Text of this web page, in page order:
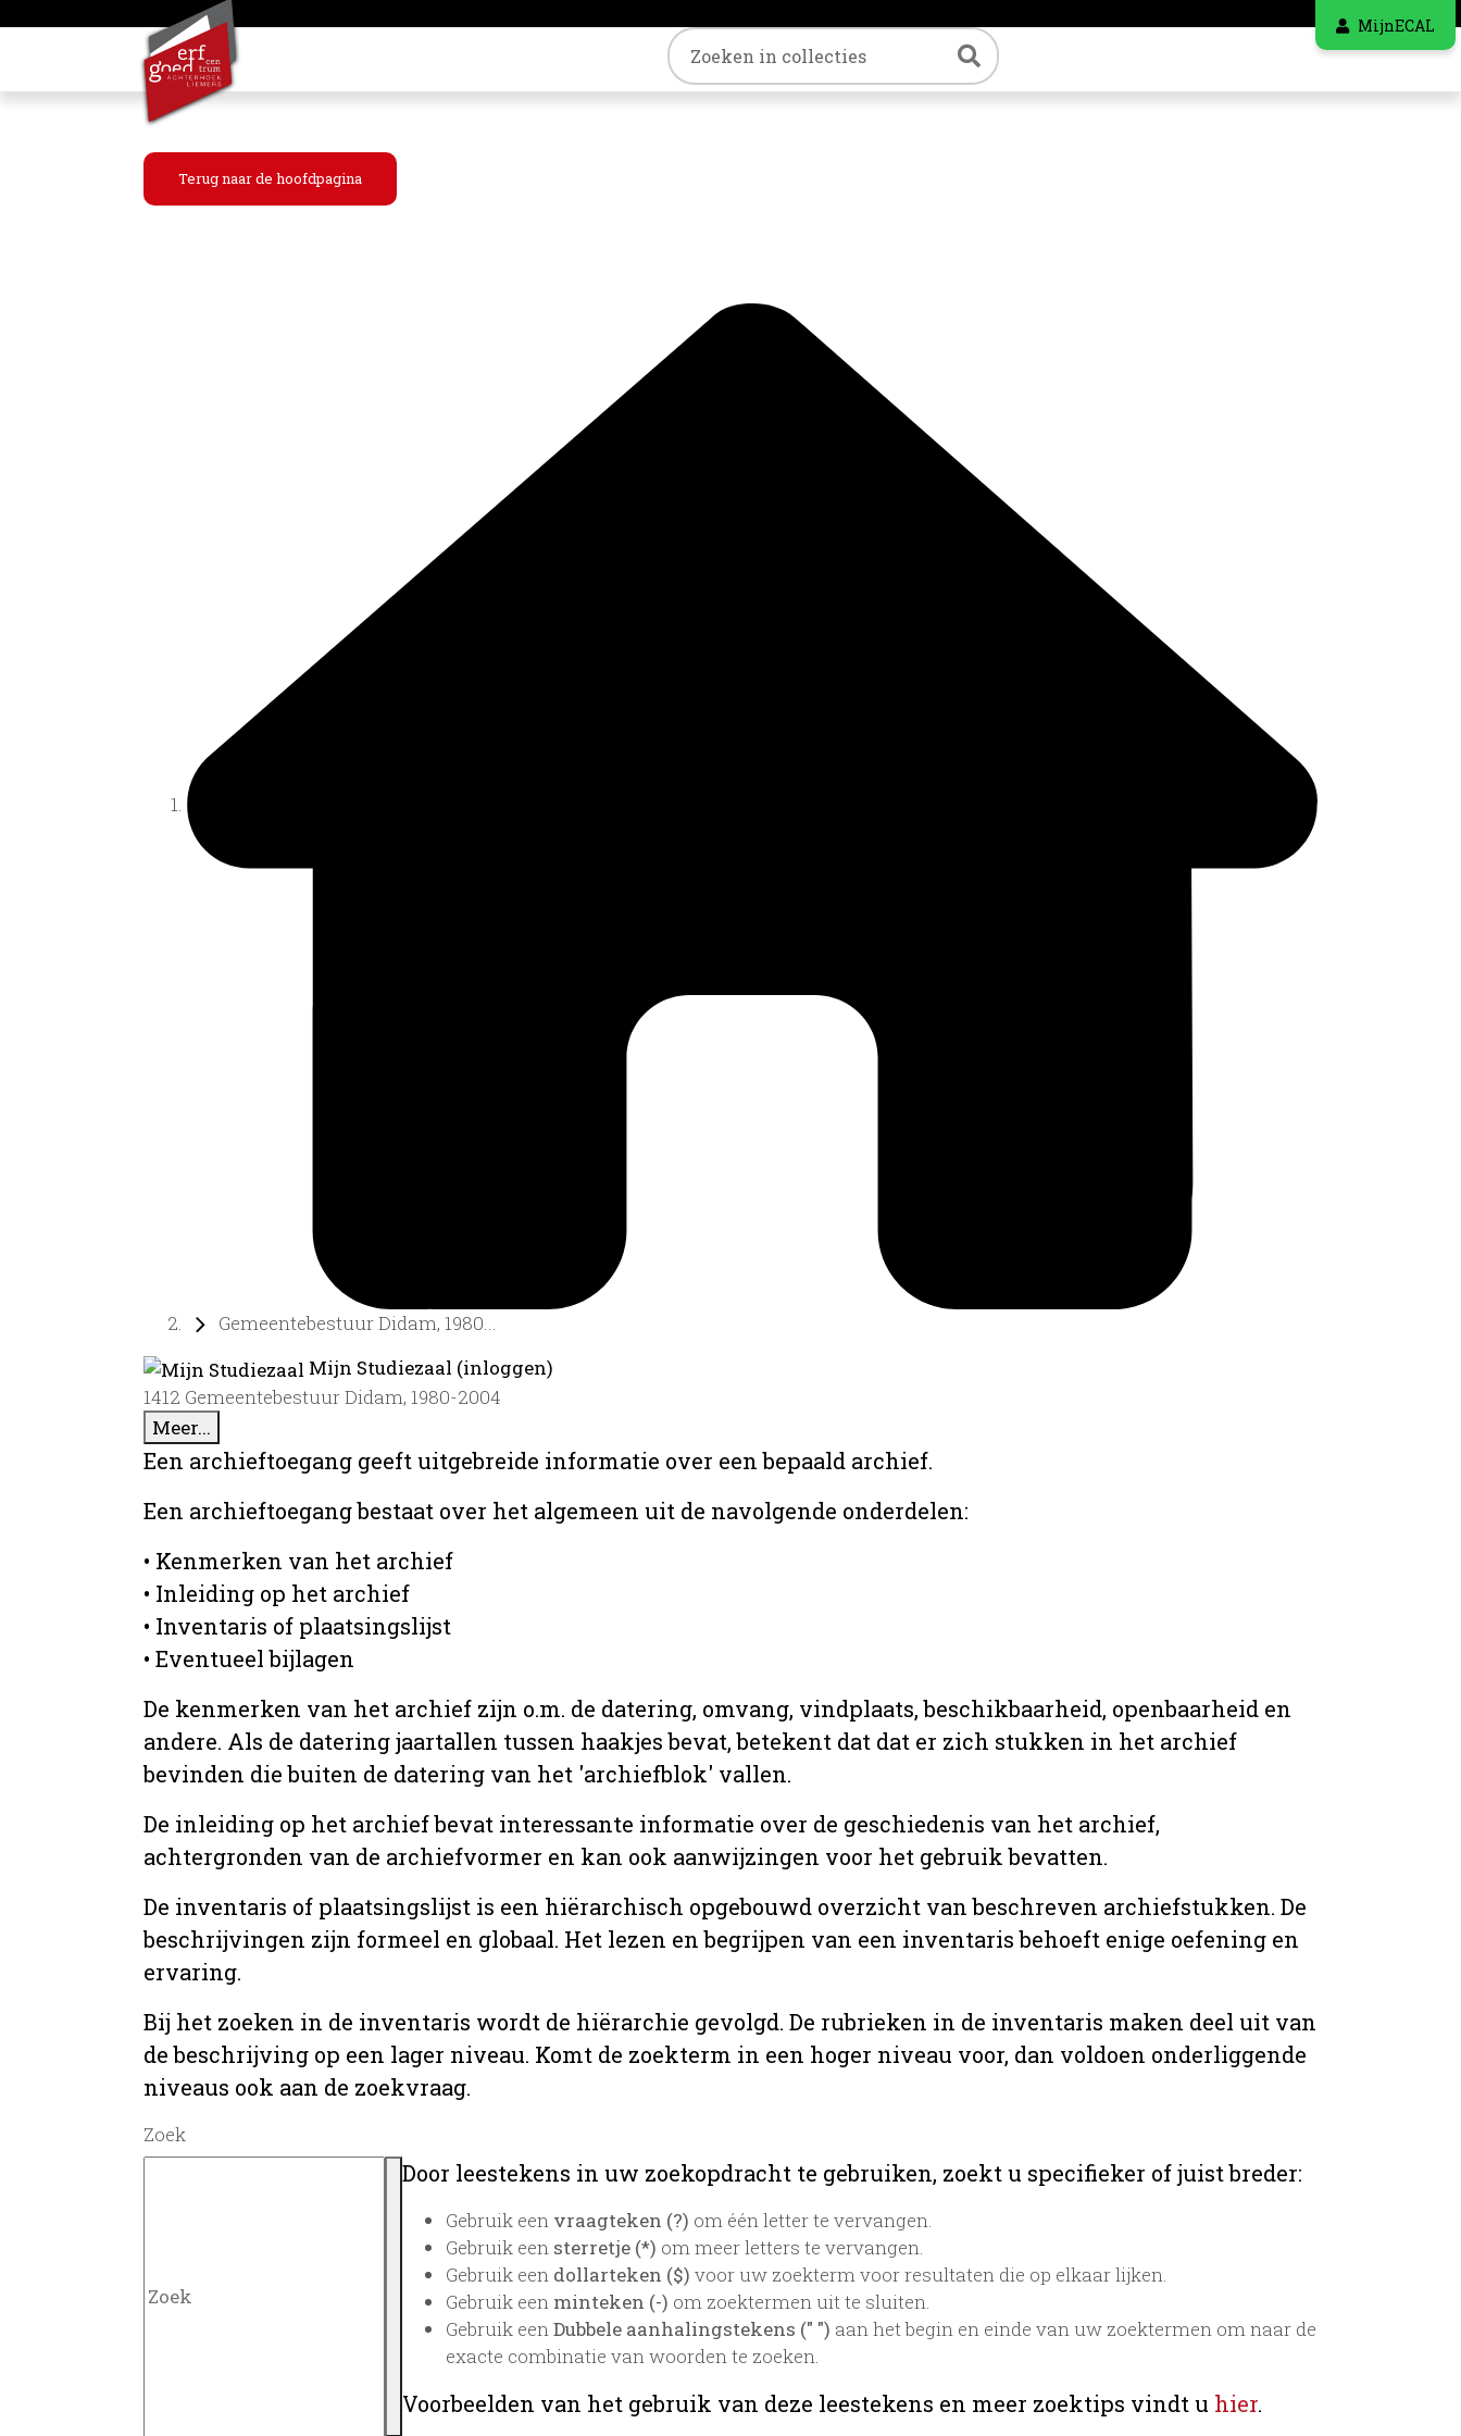
MijnECAL
Trefwoord Zoeken
Terug naar de hoofdpagina
Gemeentebestuur Didam, 1980...
Mijn Studiezaal (inloggen)
1412 Gemeentebestuur Didam, 1980-2004
Meer...
Een archieftoegang geeft uitgebreide informatie over een bepaald archief.
Een archieftoegang bestaat over het algemeen uit de navolgende onderdelen:
• Kenmerken van het archief
• Inleiding op het archief
• Inventaris of plaatsingslijst
• Eventueel bijlagen
De kenmerken van het archief zijn o.m. de datering, omvang, vindplaats, beschikbaarheid, openbaarheid en
andere. Als de datering jaartallen tussen haakjes bevat, betekent dat dat er zich stukken in het archief
bevinden die buiten de datering van het 'archiefblok' vallen.
De inleiding op het archief bevat interessante informatie over de geschiedenis van het archief,
achtergronden van de archiefvormer en kan ook aanwijzingen voor het gebruik bevatten.
De inventaris of plaatsingslijst is een hiërarchisch opgebouwd overzicht van beschreven archiefstukken. De
beschrijvingen zijn formeel en globaal. Het lezen en begrijpen van een inventaris behoeft enige oefening en
ervaring.
Bij het zoeken in de inventaris wordt de hiërarchie gevolgd. De rubrieken in de inventaris maken deel uit van
de beschrijving op een lager niveau. Komt de zoekterm in een hoger niveau voor, dan voldoen onderliggende
niveaus ook aan de zoekvraag.
Zoek
Door leestekens in uw zoekopdracht te gebruiken, zoekt u specifieker of juist breder:
Gebruik een vraagteken (?) om één letter te vervangen.
Gebruik een sterretje (*) om meer letters te vervangen.
Gebruik een dollarteken ($) voor uw zoekterm voor resultaten die op elkaar lijken.
Gebruik een minteken (-) om zoektermen uit te sluiten.
Gebruik eenDubbele aanhalingstekens (" ") aan het begin en einde van uw zoektermen om naar de
exacte combinatie van woorden te zoeken.
Voorbeelden van het gebruik van deze leestekens en meer zoektips vindt u hier.